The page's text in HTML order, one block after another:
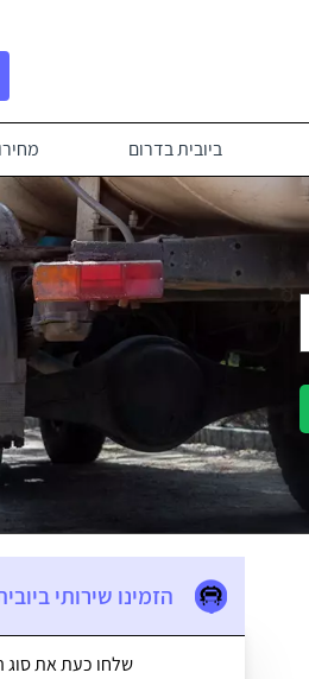
ביובית בדרום
הזמינו שירותי
שלחו כעת את סוג